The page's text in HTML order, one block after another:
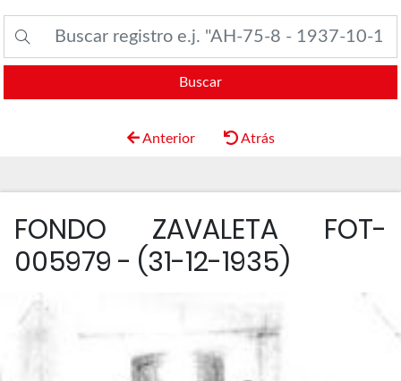
Buscar
Anterior Atrás
FONDO ZAVALETA FOT-
005979 - (31-12-1935)